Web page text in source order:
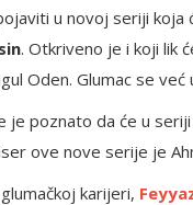
u novoj seriji koja
. Otkriveno je i koji lik
Oden. Glumac se
poznato da će u
ove nove serije je
karijeri,